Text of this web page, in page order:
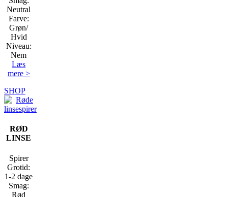
Neutral
Farve:
Grøn/
Hvid
Niveau:
Nem
Læs
mere >
SHOP
RØD
LINSE
Spirer
Grotid:
1-2 dage
Smag:
Rød